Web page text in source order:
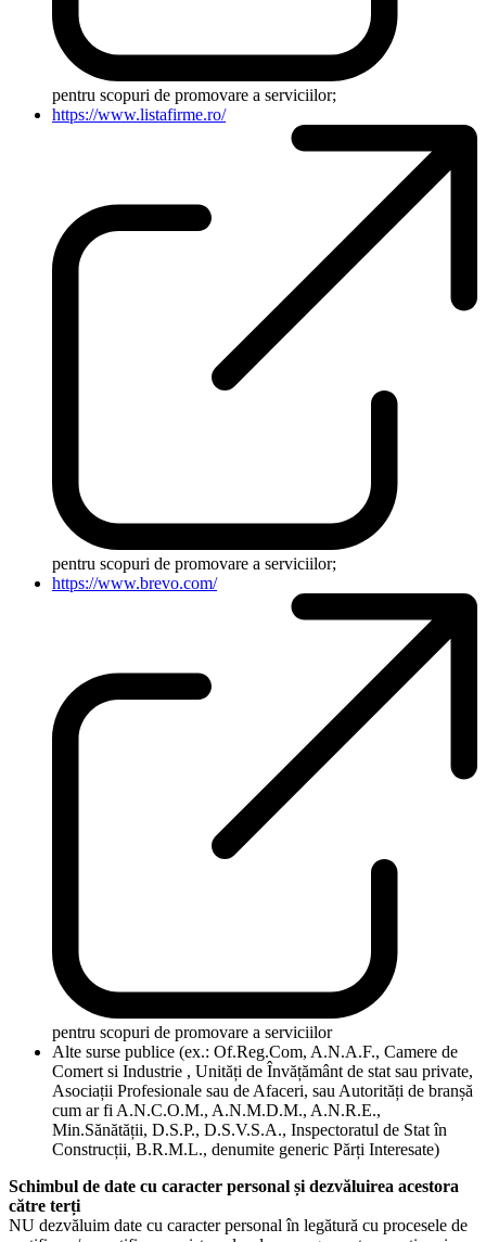
pentru scopuri de promovare a serviciilor;
https://www.listafirme.ro/
pentru scopuri de promovare a serviciilor;
https://www.brevo.com/
pentru scopuri de promovare a serviciilor
Alte surse publice (ex.: Of.Reg.Com, A.N.A.F., Camere de
Comert si Industrie , Unități de Învățământ de stat sau private,
Asociații Profesionale sau de Afaceri, sau Autorități de branșă
cum ar fi A.N.C.O.M., A.N.M.D.M., A.N.R.E.,
Min.Sănătății, D.S.P., D.S.V.S.A., Inspectoratul de Stat în
Construcții, B.R.M.L., denumite generic Părți Interesate)
Schimbul de date cu caracter personal și dezvăluirea acestora
către terți
NU dezvăluim date cu caracter personal în legătură cu procesele de